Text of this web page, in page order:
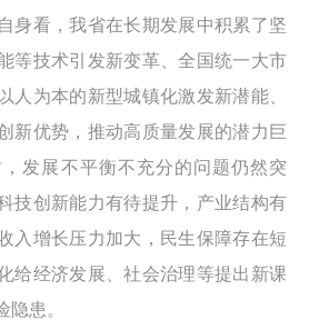
身看，我省在长期发展中积累了坚
等技术引发新变革、全国统一大市
人为本的新型城镇化激发新潜能、
新优势，推动高质量发展的潜力巨
发展不平衡不充分的问题仍然突
技创新能力有待提升，产业结构有
入增长压力加大，民生保障存在短
给经济发展、社会治理等提出新课
隐患。